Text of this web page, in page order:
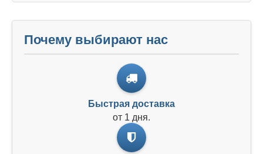
Почему выбирают нас
Быстрая доставка
от 1 дня.